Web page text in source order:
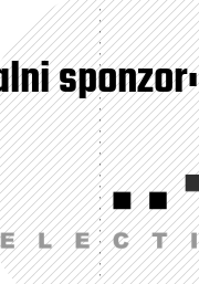
sponzor: